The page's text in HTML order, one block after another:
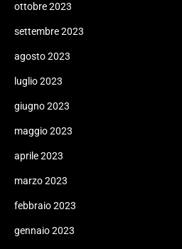
ottobre 2023
settembre 2023
agosto 2023
luglio 2023
giugno 2023
maggio 2023
aprile 2023
marzo 2023
febbraio 2023
gennaio 2023